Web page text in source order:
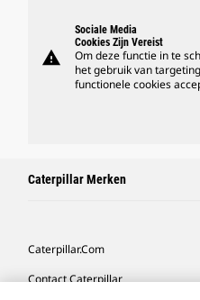
warning
Sociale Media
Cookies Zijn Vereist
Om deze functie in te
het gebruik van
functionele cookies
Caterpillar Merken
Caterpillar.com
Contact Caterpillar